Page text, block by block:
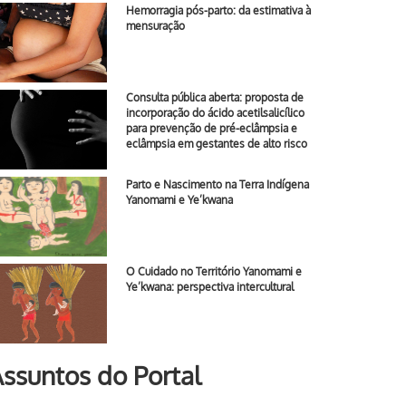
Hemorragia pós-parto: da estimativa à
mensuração
Consulta pública aberta: proposta de
incorporação do ácido acetilsalicílico
para prevenção de pré-eclâmpsia e
eclâmpsia em gestantes de alto risco
Parto e Nascimento na Terra Indígena
Yanomami e Ye’kwana
O Cuidado no Território Yanomami e
Ye’kwana: perspectiva intercultural
do Portal